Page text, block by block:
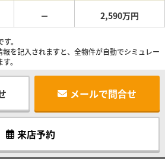
－ 2,590万円
。
報を記入されますと、全物件が自動でシミュレー
。
メールで問合せ
来店予約